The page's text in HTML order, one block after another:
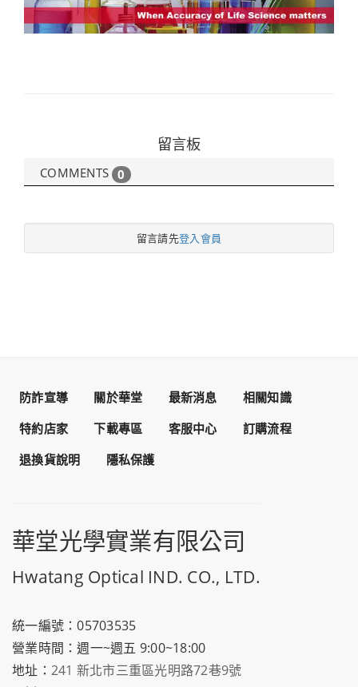
留言板
COMMENTS 0
留言請先登入會員
防詐宣導 關於華堂 最新消息
相關知識
特約店家
下載專區 客服中心
訂購流程
退換貨說明
隱私保護
華堂光學實業有限公司
Hwatang Optical IND. CO., LTD.
統一編號：05703535
營業時間：週一~週五 9:00~18:00
地址： 241 新北市三重區光明路72巷9號